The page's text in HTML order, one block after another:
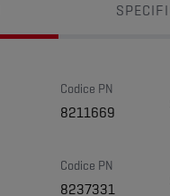
Codice PN
8211669
Codice PN
8237331